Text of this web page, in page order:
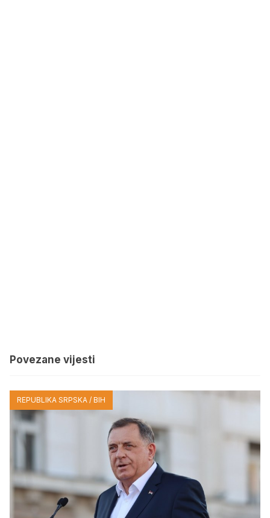
Povezane vijesti
REPUBLIKA SRPSKA / BIH